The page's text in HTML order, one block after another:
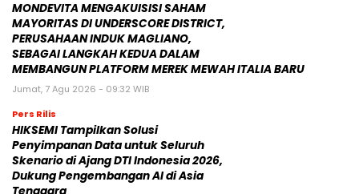
MONDEVITA MENGAKUISISI SAHAM
MAYORITAS DI UNDERSCORE DISTRICT,
PERUSAHAAN INDUK MAGLIANO,
SEBAGAI LANGKAH KEDUA DALAM
MEMBANGUN PLATFORM MEREK MEWAH ITALIA BARU
Jumat, 7 Agu 2026 - 09:32 WIB
Pers Rilis
HIKSEMI Tampilkan Solusi
Penyimpanan Data untuk Seluruh
Skenario di Ajang DTI Indonesia 2026,
Dukung Pengembangan AI di Asia